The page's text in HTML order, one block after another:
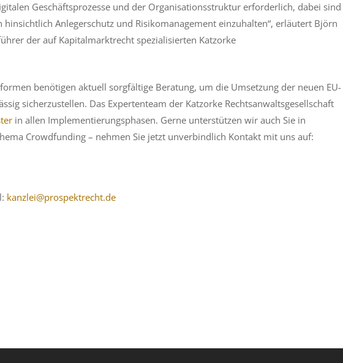
Geschäftsprozesse und der Organisationsstruktur erforderlich, dabei sind
Anlegerschutz und Risikomanagement einzuhalten“, erläutert Björn
der auf Kapitalmarktrecht spezialisierten Katzorke
benötigen aktuell sorgfältige Beratung, um die Umsetzung der neuen EU-
sicherzustellen. Das Expertenteam der Katzorke Rechtsanwaltsgesellschaft
in allen Implementierungsphasen. Gerne unterstützen wir auch Sie in
Crowdfunding – nehmen Sie jetzt unverbindlich Kontakt mit uns auf:
kanzlei@prospektrecht.de